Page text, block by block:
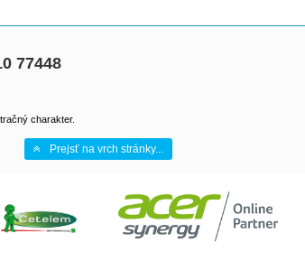
77448
charakter.
Prejsť na vrch stránky...